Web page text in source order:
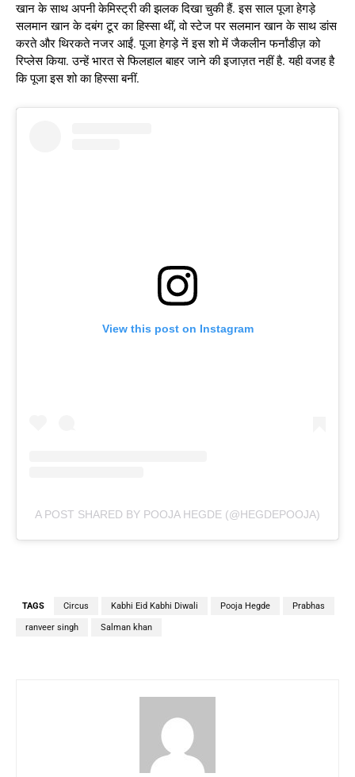
खान के साथ अपनी केमिस्ट्री की झलक दिखा चुकी हैं. इस साल पूजा हेगड़े
सलमान खान के दबंग टूर का हिस्सा थीं, वो स्टेज पर सलमान खान के साथ डांस
करते और थिरकते नजर आईं. पूजा हेगड़े नें इस शो में जैकलीन फर्नांडीज़ को
रिप्लेस किया. उन्हें भारत से फिलहाल बाहर जाने की इजाज़त नहीं है. यही वजह है
कि पूजा इस शो का हिस्सा बनीं.
View this post on Instagram
A POST SHARED BY POOJA HEGDE (@HEGDEPOOJA)
TAGS Circus Kabhi Eid Kabhi Diwali Pooja Hegde Prabhas
ranveer singh Salman khan